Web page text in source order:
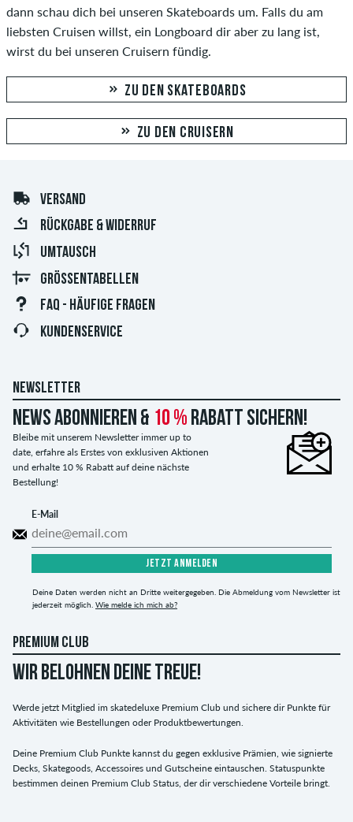
dann schau dich bei unseren Skateboards um. Falls du am
liebsten Cruisen willst, ein Longboard dir aber zu lang ist,
wirst du bei unseren Cruisern fündig.
ZU DEN SKATEBOARDS
ZU DEN CRUISERN
VERSAND
RÜCKGABE & WIDERRUF
UMTAUSCH
GRÖSSENTABELLEN
FAQ - HÄUFIGE FRAGEN
KUNDENSERVICE
NEWSLETTER
News abonnieren & 10 % Rabatt sichern!
Bleibe mit unserem Newsletter immer up to
date, erfahre als Erstes von exklusiven Aktionen
und erhalte 10 % Rabatt auf deine nächste
Bestellung!
E-Mail
JETZT ANMELDEN
Deine Daten werden nicht an Dritte weitergegeben. Die Abmeldung vom Newsletter ist
jederzeit möglich. Wie melde ich mich ab?
PREMIUM CLUB
WIR BELOHNEN DEINE TREUE!
Werde jetzt Mitglied im skatedeluxe Premium Club und sichere dir Punkte für
Aktivitäten wie Bestellungen oder Produktbewertungen.
Deine Premium Club Punkte kannst du gegen exklusive Prämien, wie signierte
Decks, Skategoods, Accessoires und Gutscheine eintauschen. Statuspunkte
bestimmen deinen Premium Club Status, der dir verschiedene Vorteile bringt.